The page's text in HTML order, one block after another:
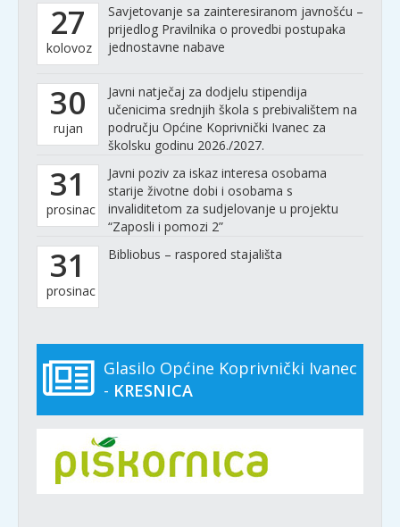
27
kolovoz
Savjetovanje sa zainteresiranom javnošću –
prijedlog Pravilnika o provedbi postupaka
jednostavne nabave
30
rujan
Javni natječaj za dodjelu stipendija
učenicima srednjih škola s prebivalištem na
području Općine Koprivnički Ivanec za
školsku godinu 2026./2027.
31
prosinac
Javni poziv za iskaz interesa osobama
starije životne dobi i osobama s
invaliditetom za sudjelovanje u projektu
“Zaposli i pomozi 2”
31
prosinac
Bibliobus – raspored stajališta
Glasilo Općine Koprivnički Ivanec
- KRESNICA